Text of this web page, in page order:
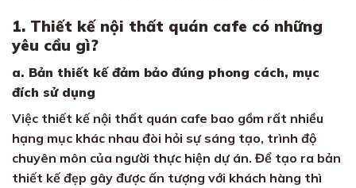
1. Thiết kế nội thất quán cafe có những
yêu cầu gì?
a. Bản thiết kế đảm bảo đúng phong cách, mục
đích sử dụng
Việc thiết kế nội thất quán cafe bao gồm rất nhiều
hạng mục khác nhau đòi hỏi sự sáng tạo, trình độ
chuyên môn của người thực hiện dự án. Để tạo ra bản
thiết kế đẹp gây được ấn tượng với khách hàng thì